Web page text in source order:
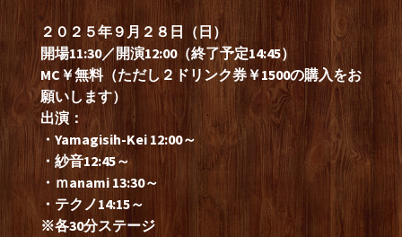
２０２５年９月２８日（日）
開場11:30／開演12:00（終了予定14:45）
MC￥無料（ただし２ドリンク券￥1500の購入をお
願いします）
出演：
・Yamagisih-Kei 12:00～
・紗音12:45～
・ｍanami 13:30～
・テクノ14:15～
※各30分ステージ